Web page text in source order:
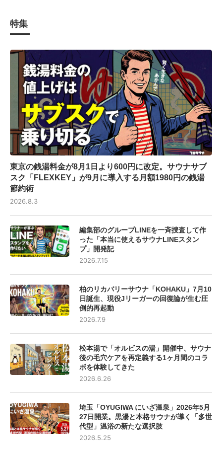
特集
東京の銭湯料金が8月1日より600円に改定。サウナサブ
スク「FLEXKEY」が9月に導入する月額1980円の銭湯
節約術
2026.8.3
編集部のグループLINEを一斉捜査して作
った「本当に使えるサウナLINEスタン
プ」開発記
2026.7.15
柏のリカバリーサウナ「KOHAKU」7月10
日誕生、現役Jリーガーの回復論が生む圧
倒的再起動
2026.7.9
松本湯で「オルビスの湯」開催中、サウナ
後の毛穴ケアを再定義する1ヶ月間のコラ
ボを体験してきた
2026.6.26
埼玉「OYUGIWA にいざ温泉」2026年5月
27日開業。黒湯と本格サウナが導く「多世
代型」温浴の新たな選択肢
2026.5.25